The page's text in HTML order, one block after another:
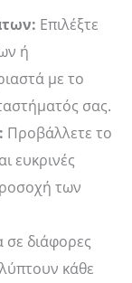
Επιλέξτε
ή
με το
σας.
Προβάλλετε το
ευκρινές
των
σε διάφορες
κάθε